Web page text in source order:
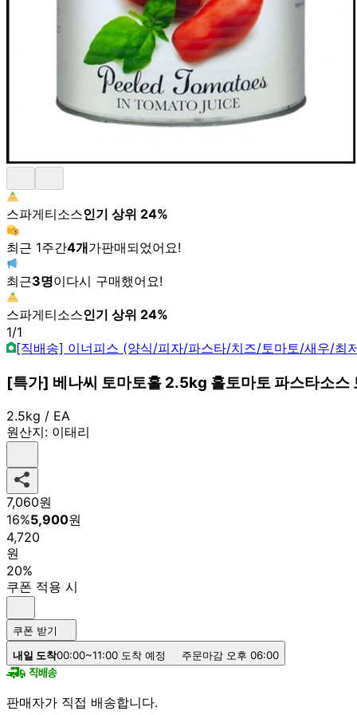
스파게티소스인기 상위 24%
최근 1주간4개가판매되었어요!
최근3명이다시 구매했어요!
스파게티소스인기 상위 24%
1/1
[직배송] 이너피스 (양식/피자/파스타/치즈/토마토/새우/최
[특가] 베나씨 토마토홀 2.5kg 홀토마토 파스타소스
2.5kg / EA
원산지: 이태리
7,060원
16%5,900원
4,720
원
20%
쿠폰 적용 시
쿠폰 받기
내일 도착00:00~11:00 도착 예정 주문마감 오후 06:00
판매자가 직접 배송합니다.